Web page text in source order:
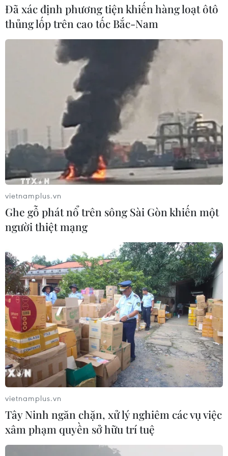
Đã xác định phương tiện khiến hàng loạt ôtô
thủng lốp trên cao tốc Bắc-Nam
vietnamplus.vn
Ghe gỗ phát nổ trên sông Sài Gòn khiến một
người thiệt mạng
vietnamplus.vn
Tây Ninh ngăn chặn, xử lý nghiêm các vụ việc
xâm phạm quyền sở hữu trí tuệ